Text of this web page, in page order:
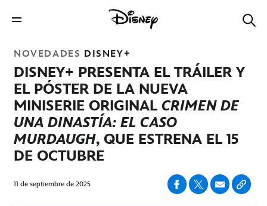
NOVEDADES DISNEY+
DISNEY+ PRESENTA EL TRÁILER Y
EL PÓSTER DE LA NUEVA
MINISERIE ORIGINAL CRIMEN DE
UNA DINASTÍA: EL CASO
MURDAUGH, QUE ESTRENA EL 15
DE OCTUBRE
11 de septiembre de 2025